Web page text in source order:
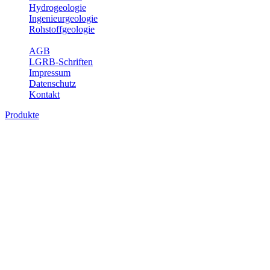
Hydrogeologie
Ingenieurgeologie
Rohstoffgeologie
AGB
LGRB-Schriften
Impressum
Datenschutz
Kontakt
Produkte